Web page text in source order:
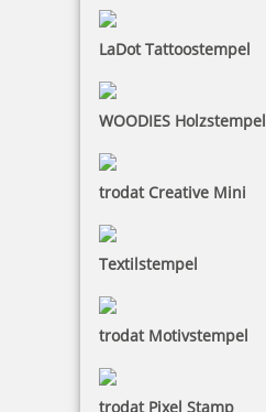
LaDot Tattoostempel
WOODIES Holzstempel
trodat Creative Mini
Textilstempel
trodat Motivstempel
trodat Pixel Stamp